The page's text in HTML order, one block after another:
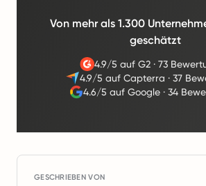
Von mehr als 1.300
geschätzt
4.9/5 auf G2· 73
4.9/5 auf Capterra · 37
4.6/5 auf Google ·34
GESCHRIEBEN VON